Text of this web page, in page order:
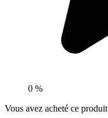
0 %
Vous avez acheté ce